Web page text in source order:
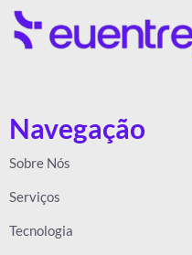
Navegação
Sobre Nós
Serviços
Tecnologia